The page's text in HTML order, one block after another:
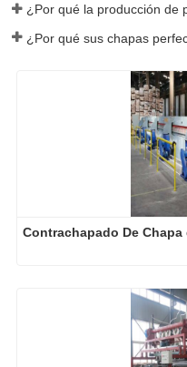
Contrachapado De Chapa